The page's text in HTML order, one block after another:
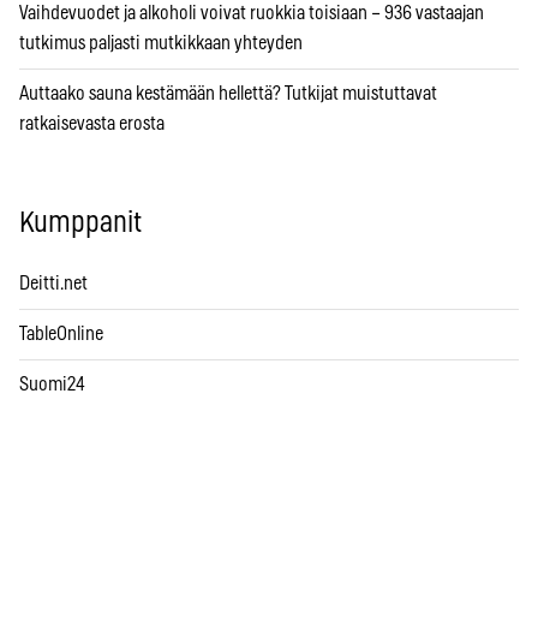
Vaihdevuodet ja alkoholi voivat ruokkia toisiaan – 936 vastaajan
tutkimus paljasti mutkikkaan yhteyden
Auttaako sauna kestämään hellettä? Tutkijat muistuttavat
ratkaisevasta erosta
Kumppanit
Deitti.net
TableOnline
Suomi24